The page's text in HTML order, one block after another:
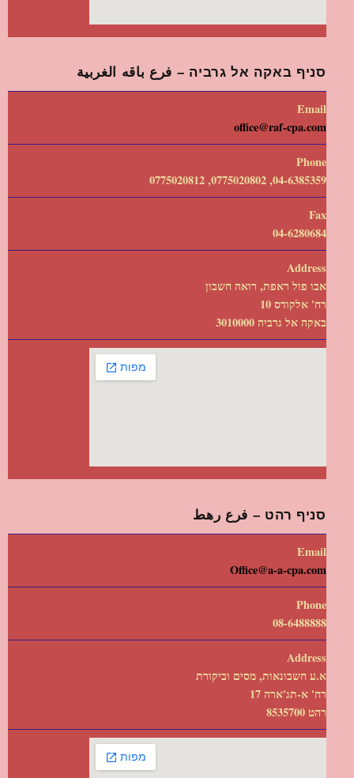
סניף באקה אל גרביה – فرع باقه الغربية
Email
office@raf-cpa.com
Phone
04-6385359, 0775020802, 0775020812
Fax
04-6280684
Address
אבו פול ראפת, רואה חשבון
רח' אלקודס 10
באקה אל גרביה 3010000
סניף רהט – فرع رهط
Email
Office@a-a-cpa.com
Phone
08-6488888
Address
א.ע חשבונאות, מסים וביקורת
רח' א-תג'ארה 17
רהט 8535700